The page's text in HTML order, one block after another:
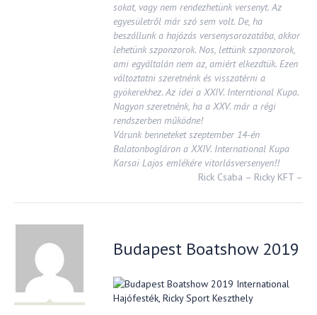
sokat, vagy nem rendezhetünk versenyt. Az
egyesületről már szó sem volt. De, ha
beszállunk a hajózás versenysorozatába, akkor
lehetünk szponzorok. Nos, lettünk szponzorok,
ami egyáltalán nem az, amiért elkezdtük. Ezen
változtatni szeretnénk és visszatérni a
gyökerekhez. Az idei a XXIV. Interntional Kupa.
Nagyon szeretnénk, ha a XXV. már a régi
rendszerben működne!
Várunk benneteket szeptember 14-én
Balatonbogláron a XXIV. International Kupa
Karsai Lajos emlékére vitorlásversenyen!!
Rick Csaba – Ricky KFT –
Budapest Boatshow 2019